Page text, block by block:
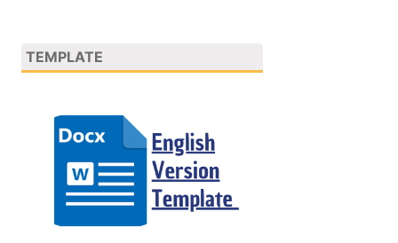
TEMPLATE